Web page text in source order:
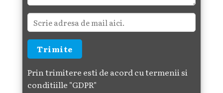
Prin trimitere esti de acord cu termenii si
conditiille "GDPR"